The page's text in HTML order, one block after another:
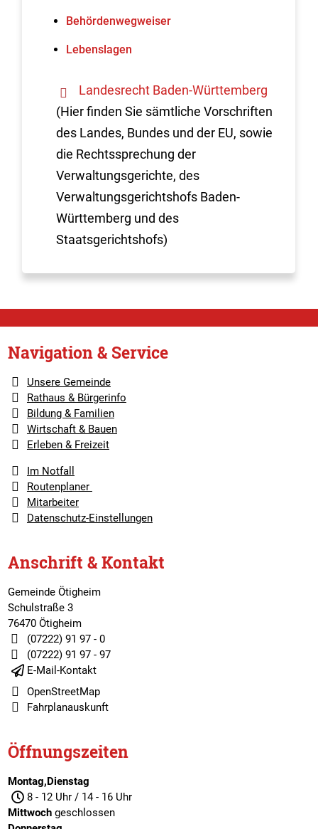
Behördenwegweiser
Lebenslagen
Landesrecht Baden-Württemberg
(Hier finden Sie sämtliche Vorschriften
des Landes, Bundes und der EU, sowie
die Rechtssprechung der
Verwaltungsgerichte, des
Verwaltungsgerichtshofs Baden-
Württemberg und des
Staatsgerichtshofs)
Navigation & Service
Unsere Gemeinde
Rathaus & Bürgerinfo
Bildung & Familien
Wirtschaft & Bauen
Erleben & Freizeit
Im Notfall
Routenplaner
Mitarbeiter
Datenschutz-Einstellungen
Anschrift & Kontakt
Gemeinde Ötigheim
Schulstraße 3
76470 Ötigheim
(07222) 91 97 - 0
(07222) 91 97 - 97
E-Mail-Kontakt
OpenStreetMap
Fahrplanauskunft
Öffnungszeiten
Montag,Dienstag
8 - 12 Uhr / 14 - 16 Uhr
Mittwochgeschlossen